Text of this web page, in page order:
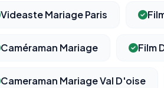
Videaste Mariage Paris
Caméraman Mariage Film
Cameraman Mariage Val D'oise